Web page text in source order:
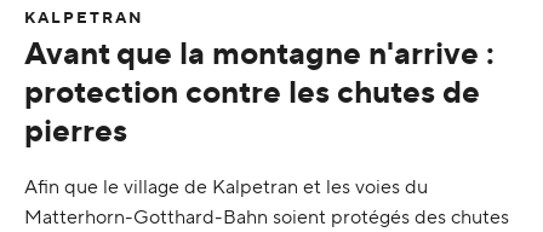
KALPETRAN
Avant que la montagne n'arrive :
protection contre les chutes de
pierres
Afin que le village de Kalpetran et les voies du
Matterhorn-Gotthard-Bahn soient protégés des chutes